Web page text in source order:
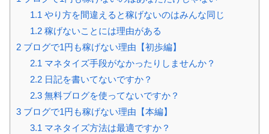
1.1 やり方を間違えると稼げないのはみんな同じ
1.2稼げないことには理由がある
2 ブログで1円も稼げない理由【初歩編】
2.1 マネタイズ手段がなかったりしませんか？
2.2日記を書いてないですか？
2.3無料ブログを使ってないですか？
3 ブログで1円も稼げない理由【本編】
3.1 マネタイズ方法は最適ですか？